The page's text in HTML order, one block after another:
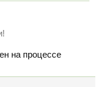
на процессе